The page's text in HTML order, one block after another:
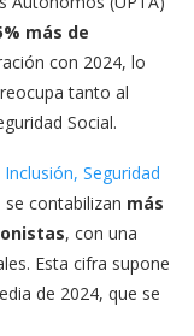
más de
con 2024, lo
tanto al
Social.
Seguridad
contabilizan más
, con una
Esta cifra supone
de 2024, que se